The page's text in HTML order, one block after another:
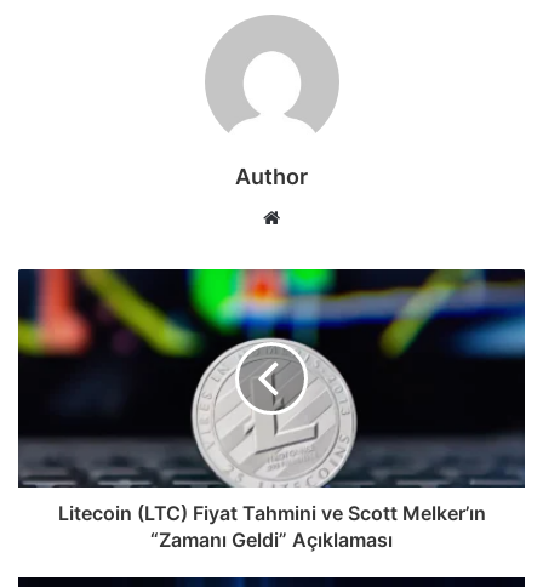
Author
Web
Litecoin (LTC) Fiyat Tahmini ve Scott Melker’ın
“Zamanı Geldi” Açıklaması